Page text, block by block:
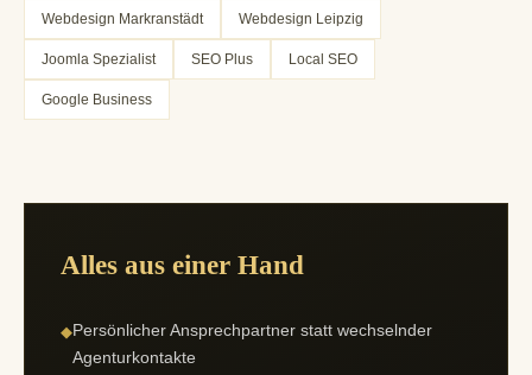
Webdesign Markranstädt Webdesign Leipzig
Joomla Spezialist SEO Plus Local SEO
Google Business
Alles aus einer Hand
◆Persönlicher Ansprechpartner statt wechselnder
Agenturkontakte